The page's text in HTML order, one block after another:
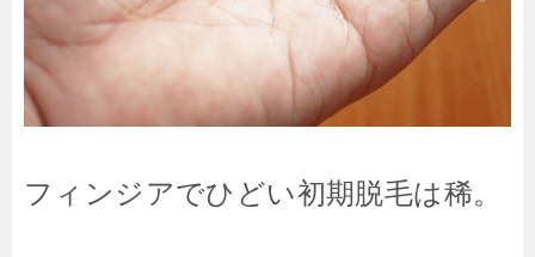
フィンジアでひどい初期脱毛は稀。